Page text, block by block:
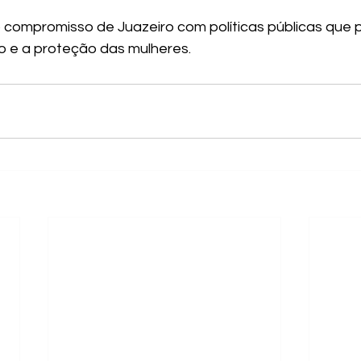
de Juazeiro com políticas públicas que
e a proteção das mulheres.